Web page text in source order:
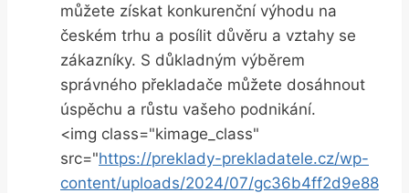
můžete získat konkurenční výhodu na
českém trhu a posílit důvěru a vztahy se
zákazníky. S důkladným výběrem
správného překladače můžete dosáhnout
úspěchu a růstu vašeho podnikání.
<img class="kimage_class"
src="https://preklady-prekladatele.cz/wp-
content/uploads/2024/07/gc36b4ff2d9e88